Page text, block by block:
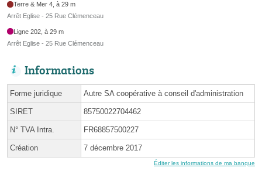
Terre & Mer 4, à 29 m
Arrêt Eglise - 25 Rue Clémenceau
Ligne 202, à 29 m
Arrêt Eglise - 25 Rue Clémenceau
Informations
Forme juridique Autre SA coopérative à conseil d'administration
SIRET 85750022704462
N° TVA Intra. FR68857500227
Création 7 décembre 2017
Éditer les informations de ma banque